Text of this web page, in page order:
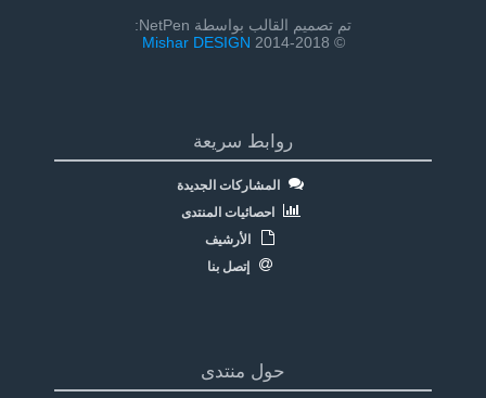
تم تصميم القالب بواسطة NetPen:
© 2014-2018
Mishar DESIGN
روابط سريعة
المشاركات الجديدة
احصائيات المنتدى
الأرشيف
إتصل بنا
حول منتدى